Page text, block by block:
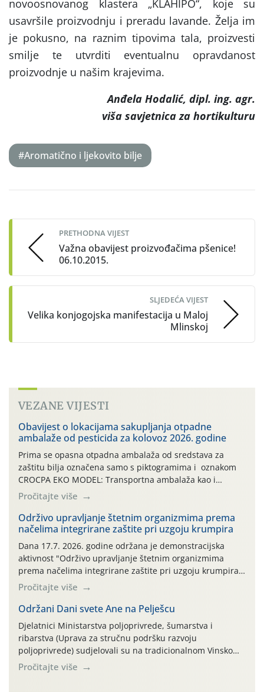
novoosnovanog klastera „KLAHIPO“, koje su
usavršile proizvodnju i preradu lavande. Želja im
je pokusno, na raznim tipovima tala, proizvesti
smilje te utvrditi eventualnu opravdanost
proizvodnje u našim krajevima.
Anđela Hodalić, dipl. ing. agr.
viša savjetnica za hortikulturu
#Aromatično i ljekovito bilje
navigation
PRETHODNA VIJEST
Važna obavijest proizvođačima pšenice!
06.10.2015.
SLJEDEĆA VIJEST
Velika konjogojska manifestacija u Maloj
Mlinskoj
VEZANE VIJESTI
Obavijest o lokacijama sakupljanja otpadne
ambalaže od pesticida za kolovoz 2026. godine
Prima se opasna otpadna ambalaža od sredstava za
zaštitu bilja označena samo s piktogramima i oznakom
CROCPA EKO MODEL: Transportna ambalaža kao i
ambalaža drugih proizvoda koji nisu sredstva za zaštitu
bilja (npr. ambalaža od mineralnih gnojiva,) se ne
prihvaća. Korisnicima je osiguran besplatni povrat
prazne ambalaže isključivo ovih tvrtki: AGROCHEM-MAKS,
AGRONOM, ALBAUGH TKI* (PINUS […]
Pročitajte više
Održivo upravljanje štetnim organizmima prema
načelima integrirane zaštite pri uzgoju krumpira
Dana 17.7. 2026. godine održana je demonstracijska
aktivnost "Održivo upravljanje štetnim organizmima
prema načelima integrirane zaštite pri uzgoju krumpira"
na pokusnom polju "Poredje", kraj naselja Belica (ARKOD
parcela ID 2445031) (središnji dio Međimurske županije).
Pročitajte više
Održani Dani svete Ane na Pelješcu
Djelatnici Ministarstva poljoprivrede, šumarstva i
ribarstva (Uprava za stručnu podršku razvoju
poljoprivrede) sudjelovali su na tradicionalnom Vinskom
forumu, održanom 24.07.2026. godine u Domu vinarske
tradicije u Putnikovićima na poluotoku Pelješcu, u
Pročitajte više